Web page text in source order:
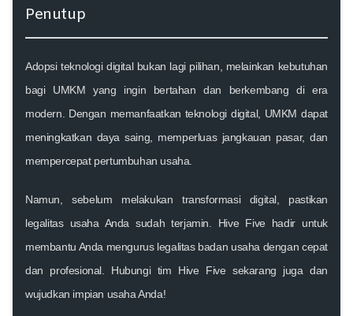
Penutup
Adopsi teknologi digital bukan lagi pilihan, melainkan kebutuhan
bagi UMKM yang ingin bertahan dan berkembang di era
modern. Dengan memanfaatkan teknologi digital, UMKM dapat
meningkatkan daya saing, memperluas jangkauan pasar, dan
mempercepat pertumbuhan usaha.
Namun, sebelum melakukan transformasi digital, pastikan
legalitas usaha Anda sudah terjamin. Hive Five hadir untuk
membantu Anda mengurus legalitas badan usaha dengan cepat
dan profesional. Hubungi tim Hive Five sekarang juga dan
wujudkan impian usaha Anda!